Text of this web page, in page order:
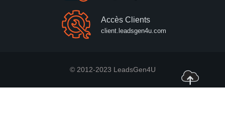
Accès Clients
client.leadsgen4u.com
© 2012-2023 LeadsGen4U